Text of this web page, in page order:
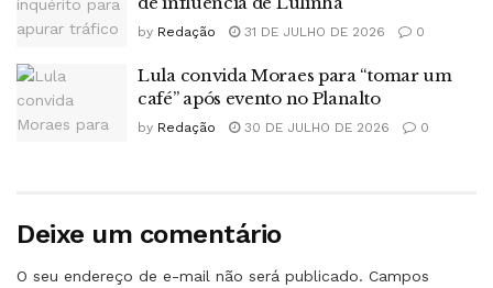
by Redação 31 DE JULHO DE 2026 0
Lula convida Moraes para “tomar um
café” após evento no Planalto
by Redação 30 DE JULHO DE 2026 0
Deixe um comentário
O seu endereço de e-mail não será publicado. Campos